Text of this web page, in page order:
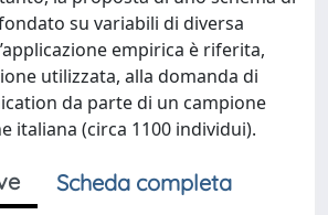
su variabili di diversa
empirica è riferita,
utilizzata, alla domanda di
da parte di un campione
italiana (circa 1100 individui).
Scheda completa